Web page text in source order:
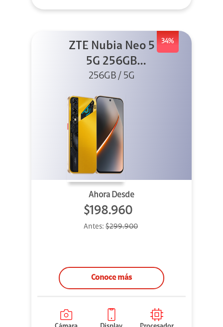
34%
ZTE Nubia Neo 5
5G 256GB
Dorado
256GB / 5G
Ahora Desde
$198.960
Antes: $299.900
Conoce más